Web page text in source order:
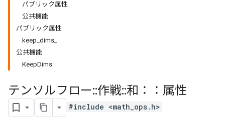
パブリック属性
公共機能
パブリック属性
keep_dims_
公共機能
KeepDims
テンソルフロー::作戦::和：：属性
#include <math_ops.h>